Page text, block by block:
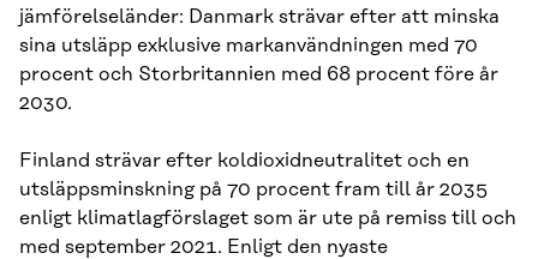
jämförelseländer: Danmark strävar efter att minska
sina utsläpp exklusive markanvändningen med 70
procent och Storbritannien med 68 procent före år
2030.
Finland strävar efter koldioxidneutralitet och en
utsläppsminskning på 70 procent fram till år 2035
enligt klimatlagförslaget som är ute på remiss till och
med september 2021. Enligt den nyaste